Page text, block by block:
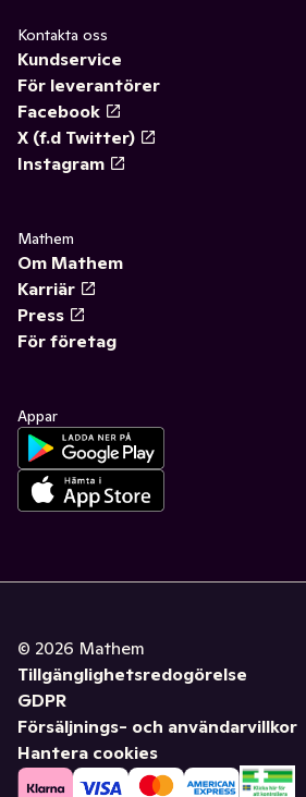
Kontakta oss
Kundservice
För leverantörer
Facebook
X (f.d Twitter)
Instagram
Mathem
Om Mathem
Karriär
Press
För företag
Appar
© 2026 Mathem
Tillgänglighetsredogörelse
GDPR
Försäljnings- och användarvillkor
Hantera cookies